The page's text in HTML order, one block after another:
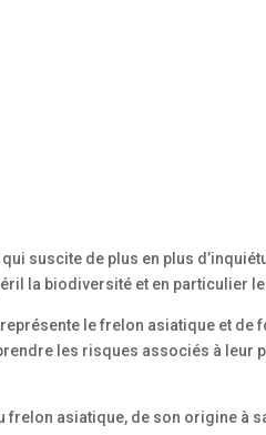
suscite de plus en plus
la biodiversité et en particulier
le frelon asiatique et
les risques associés à leur
asiatique, de son origine à